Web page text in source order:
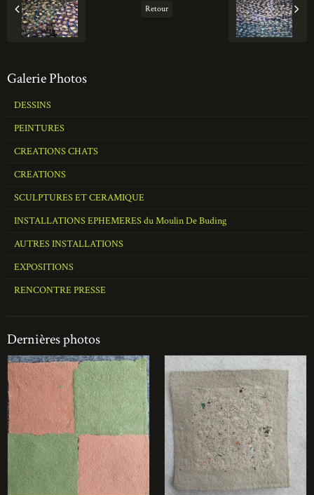
Retour
Galerie Photos
DESSINS
PEINTURES
CREATIONS CHATS
CREATIONS
SCULPTURES ET CERAMIQUE
INSTALLATIONS EPHEMERES du Moulin De Buding
AUTRES INSTALLATIONS
EXPOSITIONS
RENCONTRE PRESSE
Dernières photos